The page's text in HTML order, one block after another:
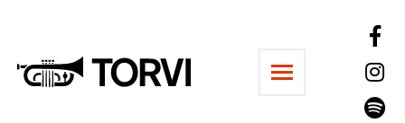
Ravintola Torvi